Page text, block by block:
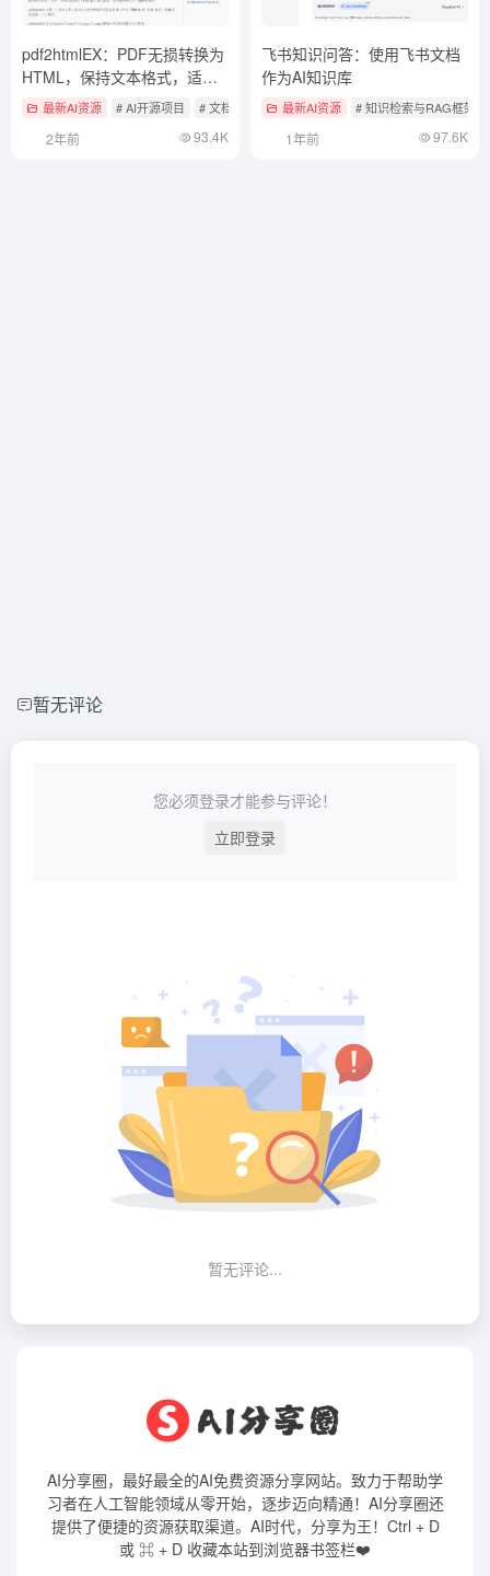
pdf2htmlEX：PDF无损转换为
HTML，保持文本格式，适用
于学术论文和杂志排版
最新AI资源 # AI开源项目 # 文档提取与清洗
2年前 93.4K
飞书知识问答：使用飞书文档
作为AI知识库
最新AI资源 # 知识检索与RAG框架
1年前 97.6K
暂无评论
您必须登录才能参与评论！
立即登录
暂无评论...
AI分享圈，最好最全的AI免费资源分享网站。致力于帮助学
习者在人工智能领域从零开始，逐步迈向精通！AI分享圈还
提供了便捷的资源获取渠道。AI时代，分享为王！Ctrl + D
或 ⌘ + D 收藏本站到浏览器书签栏❤️